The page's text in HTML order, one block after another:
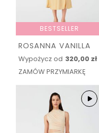
BESTSELLER
ROSANNA VANILLA
Wypożycz od 320,00 zł
ZAMÓW PRZYMIARKĘ